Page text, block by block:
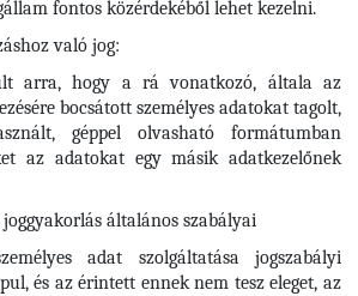
fontos közérdekéből lehet kezelni.
való jog:
arra, hogy a rá vonatkozó, általa az
bocsátott személyes adatokat tagolt,
géppel olvasható formátumban
az adatokat egy másik adatkezelőnek
általános szabályai
adat szolgáltatása jogszabályi
és az érintett ennek nem tesz eleget, az